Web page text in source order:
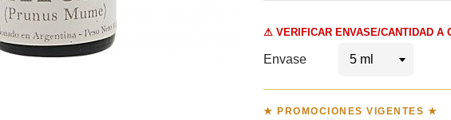
⚠ VERIFICAR ENVASE/CANTIDAD A
Envase
★ PROMOCIONES VIGENTES ★